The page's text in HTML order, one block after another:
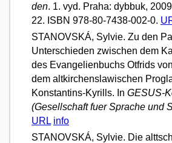
den. 1. vyd. Praha: dybbuk,
22. ISBN 978-80-7438-002-0.
STANOVSKÁ, Sylvie. Zu den
Unterschieden zwischen dem
des Evangelienbuchs Otfrids
dem altkirchenslawischen
Konstantins-Kyrills. In GESUS-
(Gesellschaft fuer Sprache und
URL info
STANOVSKÁ, Sylvie. Die